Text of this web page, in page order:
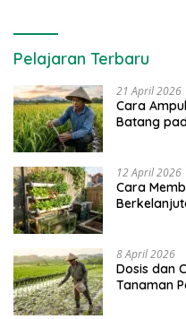
Pelajaran Terbaru
21 April 2026
Cara
Batang
12 April 2026
Cara
8 April 2026
Dosis dan
Tanaman